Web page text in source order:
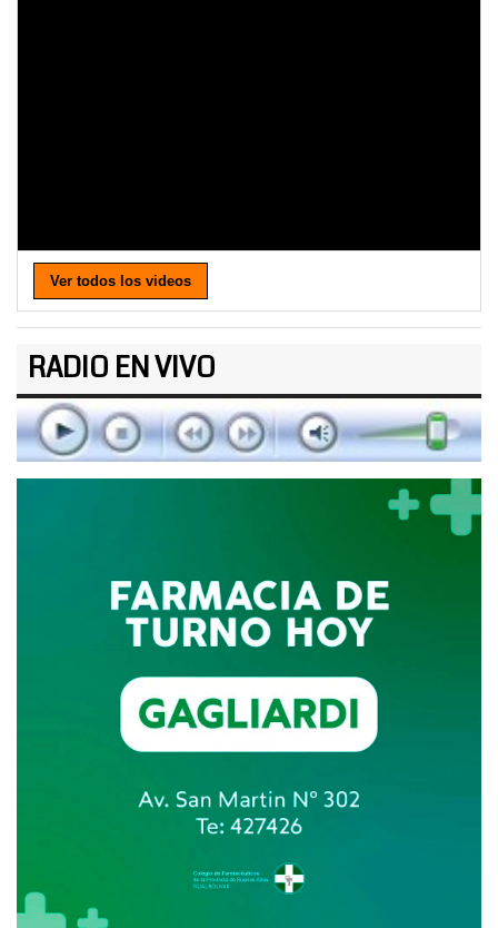
Ver todos los videos
RADIO EN VIVO